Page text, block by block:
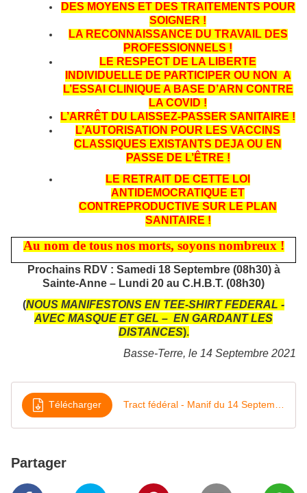
DES MOYENS ET DES TRAITEMENTS POUR
SOIGNER !
LA RECONNAISSANCE DU TRAVAIL DES
PROFESSIONNELS !
LE RESPECT DE LA LIBERTE
INDIVIDUELLE DE PARTICIPER OU NON A
L’ESSAI CLINIQUE A BASE D’ARN CONTRE
LA COVID !
L’ARRÊT DU LAISSEZ-PASSER SANITAIRE !
L’AUTORISATION POUR LES VACCINS
CLASSIQUES EXISTANTS DEJA OU EN
PASSE DE L’ÊTRE !
LE RETRAIT DE CETTE LOI
ANTIDEMOCRATIQUE ET
CONTREPRODUCTIVE SUR LE PLAN
SANITAIRE !
Au nom de tous nos morts, soyons nombreux !
Prochains RDV : Samedi 18 Septembre (08h30) à
Sainte-Anne – Lundi 20 au C.H.B.T. (08h30)
(NOUS MANIFESTONS EN TEE-SHIRT FEDERAL -
AVEC MASQUE ET GEL – EN GARDANT LES
DISTANCES).
Basse-Terre, le 14 Septembre 2021
Télécharger Tract fédéral - Manif du 14 Septembre 2021
Partager